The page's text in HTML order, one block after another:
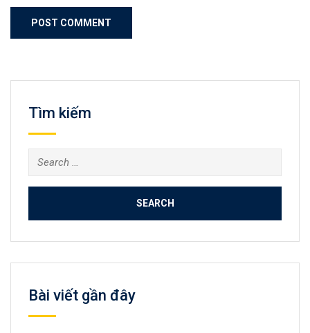
Tìm kiếm
Search
for:
Bài viết gần đây